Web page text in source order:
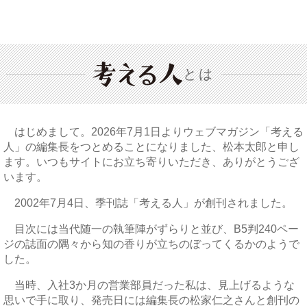
とは
はじめまして。2026年7月1日よりウェブマガジン「考える
人」の編集長をつとめることになりました、松本太郎と申し
ます。いつもサイトにお立ち寄りいただき、ありがとうござ
います。
2002年7月4日、季刊誌「考える人」が創刊されました。
目次には当代随一の執筆陣がずらりと並び、B5判240ペー
ジの誌面の隅々から知の香りが立ちのぼってくるかのようで
した。
当時、入社3か月の営業部員だった私は、見上げるような
思いで手に取り、発売日には編集長の松家仁之さんと創刊の